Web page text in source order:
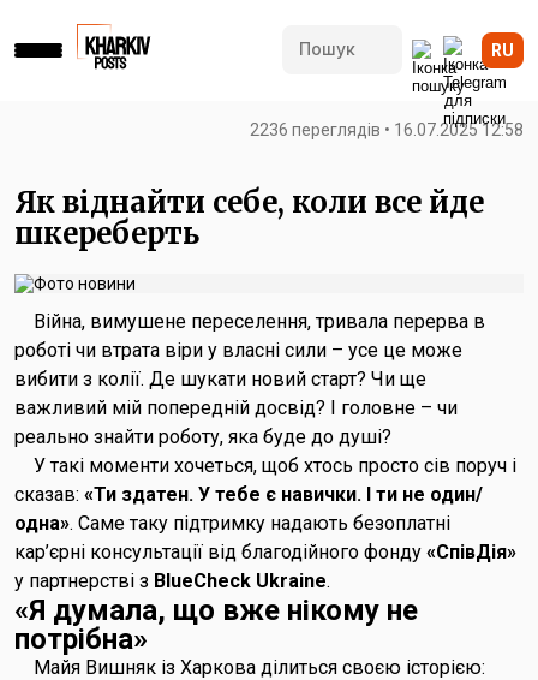
RU
2236 переглядів • 16.07.2025 12:58
Як віднайти себе, коли все йде
шкереберть
Війна, вимушене переселення, тривала перерва в
роботі чи втрата віри у власні сили – усе це може
вибити з колії. Де шукати новий старт? Чи ще
важливий мій попередній досвід? І головне – чи
реально знайти роботу, яка буде до душі?
У такі моменти хочеться, щоб хтось просто сів поруч і
сказав: «Ти здатен. У тебе є навички. І ти не один/
одна». Саме таку підтримку надають безоплатні
кар’єрні консультації від благодійного фонду «СпівДія»
у партнерстві з BlueCheck Ukraine.
«Я думала, що вже нікому не
потрібна»
Майя Вишняк із Харкова ділиться своєю історією: